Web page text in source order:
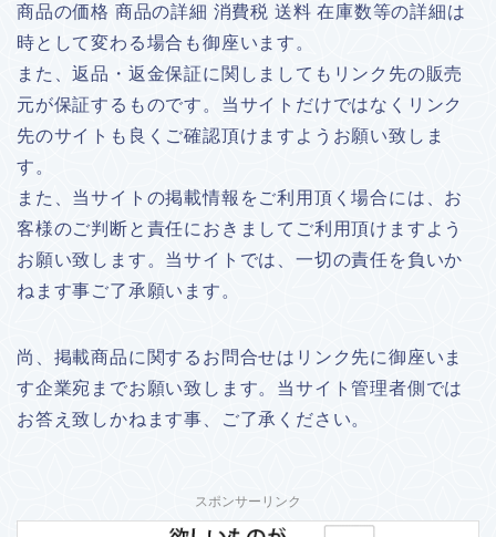
商品の価格 商品の詳細 消費税 送料 在庫数等の詳細は
時として変わる場合も御座います。
また、返品・返金保証に関しましてもリンク先の販売
元が保証するものです。当サイトだけではなくリンク
先のサイトも良くご確認頂けますようお願い致しま
す。
また、当サイトの掲載情報をご利用頂く場合には、お
客様のご判断と責任におきましてご利用頂けますよう
お願い致します。当サイトでは、一切の責任を負いか
ねます事ご了承願います。
尚、掲載商品に関するお問合せはリンク先に御座いま
す企業宛までお願い致します。当サイト管理者側では
お答え致しかねます事、ご了承ください。
スポンサーリンク